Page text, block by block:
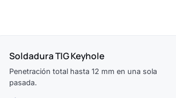
Soldadura TIG Keyhole
Penetración total hasta 12 mm en una sola
pasada.